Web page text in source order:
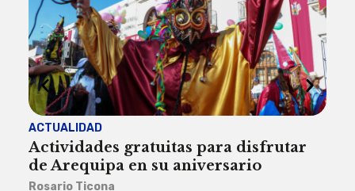
ACTUALIDAD
Actividades gratuitas para disfrutar
de Arequipa en su aniversario
Rosario Ticona